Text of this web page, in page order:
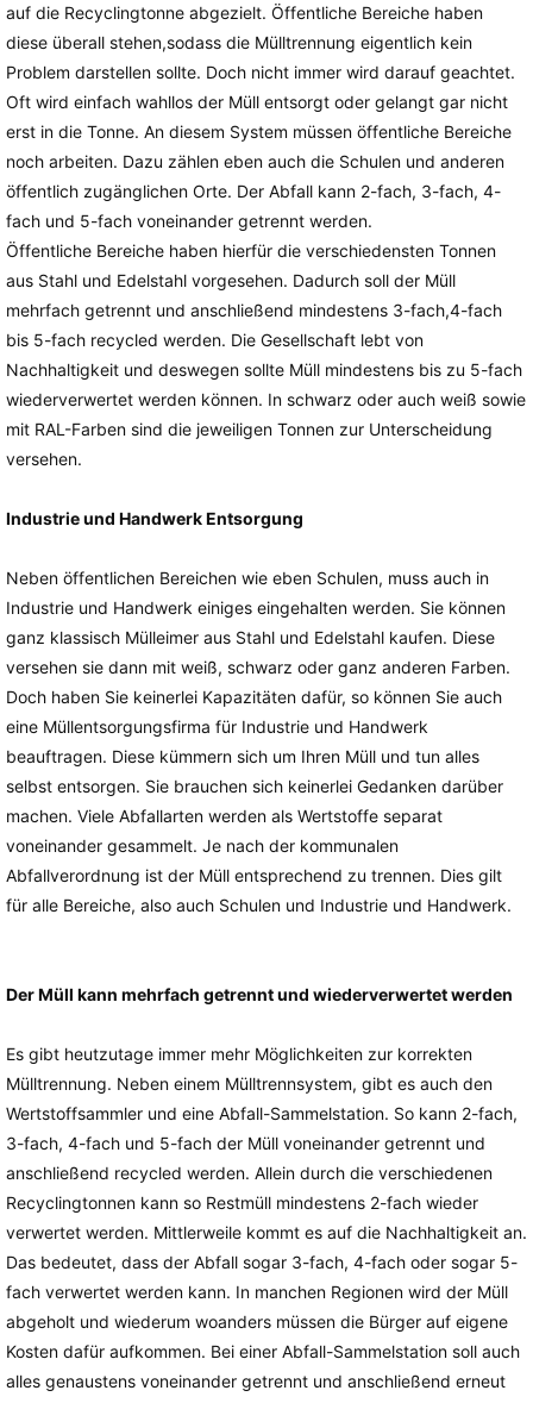
auf die Recyclingtonne abgezielt. Öffentliche Bereiche haben
diese überall stehen,sodass die Mülltrennung eigentlich kein
Problem darstellen sollte. Doch nicht immer wird darauf geachtet.
Oft wird einfach wahllos der Müll entsorgt oder gelangt gar nicht
erst in die Tonne. An diesem System müssen öffentliche Bereiche
noch arbeiten. Dazu zählen eben auch die Schulen und anderen
öffentlich zugänglichen Orte. Der Abfall kann 2-fach, 3-fach, 4-
fach und 5-fach voneinander getrennt werden.
Öffentliche Bereiche haben hierfür die verschiedensten Tonnen
aus Stahl und Edelstahl vorgesehen. Dadurch soll der Müll
mehrfach getrennt und anschließend mindestens 3-fach,4-fach
bis 5-fach recycled werden. Die Gesellschaft lebt von
Nachhaltigkeit und deswegen sollte Müll mindestens bis zu 5-fach
wiederverwertet werden können. In schwarz oder auch weiß sowie
mit RAL-Farben sind die jeweiligen Tonnen zur Unterscheidung
versehen.
Industrie und Handwerk Entsorgung
Neben öffentlichen Bereichen wie eben Schulen, muss auch in
Industrie und Handwerk einiges eingehalten werden. Sie können
ganz klassisch Mülleimer aus Stahl und Edelstahl kaufen. Diese
versehen sie dann mit weiß, schwarz oder ganz anderen Farben.
Doch haben Sie keinerlei Kapazitäten dafür, so können Sie auch
eine Müllentsorgungsfirma für Industrie und Handwerk
beauftragen. Diese kümmern sich um Ihren Müll und tun alles
selbst entsorgen. Sie brauchen sich keinerlei Gedanken darüber
machen. Viele Abfallarten werden als Wertstoffe separat
voneinander gesammelt. Je nach der kommunalen
Abfallverordnung ist der Müll entsprechend zu trennen. Dies gilt
für alle Bereiche, also auch Schulen und Industrie und Handwerk.
Der Müll kann mehrfach getrennt und wiederverwertet werden
Es gibt heutzutage immer mehr Möglichkeiten zur korrekten
Mülltrennung. Neben einem Mülltrennsystem, gibt es auch den
Wertstoffsammler und eine Abfall-Sammelstation. So kann 2-fach,
3-fach, 4-fach und 5-fach der Müll voneinander getrennt und
anschließend recycled werden. Allein durch die verschiedenen
Recyclingtonnen kann so Restmüll mindestens 2-fach wieder
verwertet werden. Mittlerweile kommt es auf die Nachhaltigkeit an.
Das bedeutet, dass der Abfall sogar 3-fach, 4-fach oder sogar 5-
fach verwertet werden kann. In manchen Regionen wird der Müll
abgeholt und wiederum woanders müssen die Bürger auf eigene
Kosten dafür aufkommen. Bei einer Abfall-Sammelstation soll auch
alles genaustens voneinander getrennt und anschließend erneut